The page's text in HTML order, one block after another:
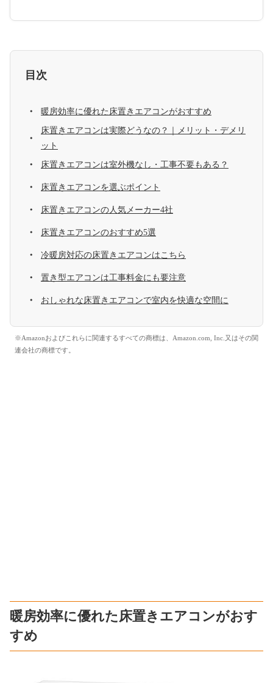
目次
暖房効率に優れた床置きエアコンがおすすめ
床置きエアコンは実際どうなの？｜メリット・デメリ
ット
床置きエアコンは室外機なし・工事不要もある？
床置きエアコンを選ぶポイント
床置きエアコンの人気メーカー4社
床置きエアコンのおすすめ5選
冷暖房対応の床置きエアコンはこちら
置き型エアコンは工事料金にも要注意
おしゃれな床置きエアコンで室内を快適な空間に
※Amazonおよびこれらに関連するすべての商標は、Amazon.com, Inc.又はその関
連会社の商標です。
暖房効率に優れた床置きエアコンがおす
すめ